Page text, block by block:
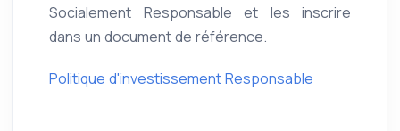
Socialement Responsable et les inscrire
dans un document de référence.
Politique d'investissement Responsable